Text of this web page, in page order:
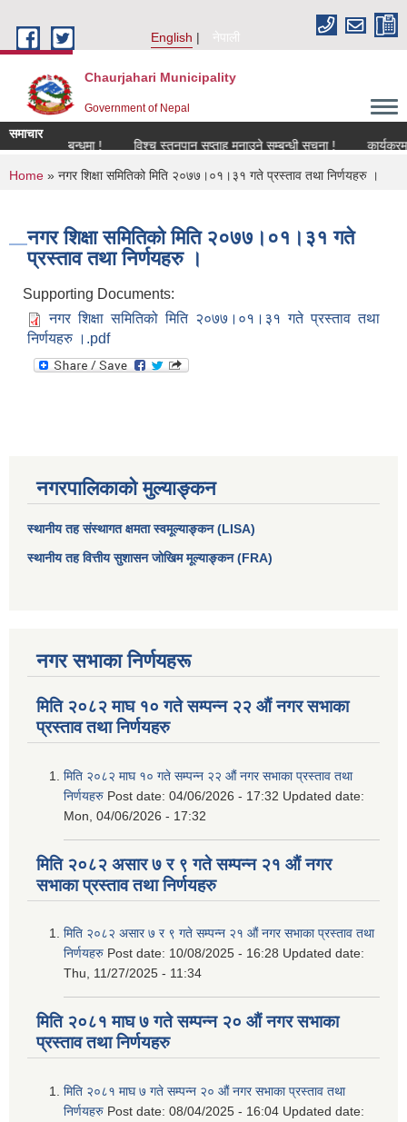
English
नेपाली
Chaurjahari Municipality
Government of Nepal
समाचार
सम्बन्धमा !
विश्च स्तनपान सप्ताह मनाउने सम्बन्धी सूचना ! कार्यक्रममा
You are here
Home » नगर शिक्षा समितिको मिति २०७७।०१।३१ गते प्रस्ताव तथा निर्णयहरु ।
नगर शिक्षा समितिको मिति २०७७।०१।३१ गते
प्रस्ताव तथा निर्णयहरु ।
Supporting Documents:
नगर शिक्षा समितिको मिति २०७७।०१।३१ गते प्रस्ताव तथा
निर्णयहरु ।.pdf
नगरपालिकाको मुल्याङ्कन
स्थानीय तह संस्थागत क्षमता स्वमूल्याङ्कन (LISA)
स्थानीय तह वित्तीय सुशासन जोखिम मूल्याङ्कन (FRA)
नगर सभाका निर्णयहरू
मिति २०८२ माघ १० गते सम्पन्न २२ औं नगर सभाका
प्रस्ताव तथा निर्णयहरु
मिति २०८२ माघ १० गते सम्पन्न २२ औं नगर सभाका प्रस्ताव तथा
निर्णयहरु Post date: 04/06/2026 - 17:32 Updated date:
Mon, 04/06/2026 - 17:32
मिति २०८२ असार ७ र ९ गते सम्पन्न २१ औं नगर
सभाका प्रस्ताव तथा निर्णयहरु
मिति २०८२ असार ७ र ९ गते सम्पन्न २१ औं नगर सभाका प्रस्ताव तथा
निर्णयहरु Post date: 10/08/2025 - 16:28 Updated date:
Thu, 11/27/2025 - 11:34
मिति २०८१ माघ ७ गते सम्पन्न २० औं नगर सभाका
प्रस्ताव तथा निर्णयहरु
मिति २०८१ माघ ७ गते सम्पन्न २० औं नगर सभाका प्रस्ताव तथा
निर्णयहरु Post date: 08/04/2025 - 16:04 Updated date: